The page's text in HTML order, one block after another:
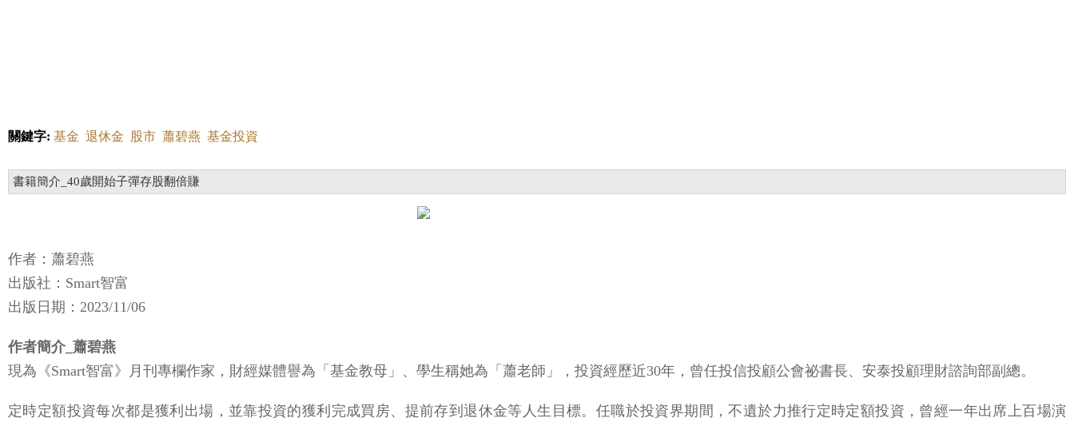
關鍵字: 基金 退休金 股市 蕭碧燕 基金投資
書籍簡介_40歲開始子彈存股翻倍賺
作者：蕭碧燕
出版社：Smart智富
出版日期：2023/11/06
作者簡介_蕭碧燕
現為《Smart智富》月刊專欄作家，財經媒體譽為「基金教母」、學生稱她為「蕭老師」，投資經歷近30年，曾任投信投顧公會祕書長、安泰投顧理財諮詢部副總。
定時定額投資每次都是獲利出場，並靠投資的獲利完成買房、提前存到退休金等人生目標。任職於投資界期間，不遺於力推行定時定額投資，曾經一年出席上百場演